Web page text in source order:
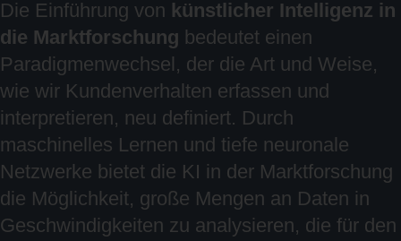
Die Einführung von künstlicher Intelligenz in
die Marktforschung bedeutet einen
Paradigmenwechsel, der die Art und Weise,
wie wir Kundenverhalten erfassen und
interpretieren, neu definiert. Durch
maschinelles Lernen und tiefe neuronale
Netzwerke bietet die KI in der Marktforschung
die Möglichkeit, große Mengen an Daten in
Geschwindigkeiten zu analysieren, die für den